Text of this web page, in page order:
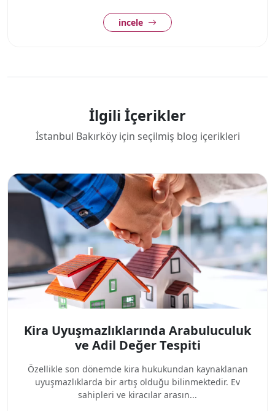
incele
İlgili İçerikler
İstanbul Bakırköy için seçilmiş blog içerikleri
Kira Uyuşmazlıklarında Arabuluculuk
ve Adil Değer Tespiti
Özellikle son dönemde kira hukukundan kaynaklanan
uyuşmazlıklarda bir artış olduğu bilinmektedir. Ev
sahipleri ve kiracılar arasın...